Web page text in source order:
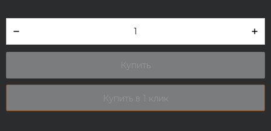
Купить
Купить в 1 клик